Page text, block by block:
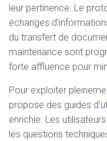
leur pertinence. Le
échanges
du transfert de
maintenance sont
forte affluence pour
Pour exploiter
propose des guides
enrichie. Les
les questions